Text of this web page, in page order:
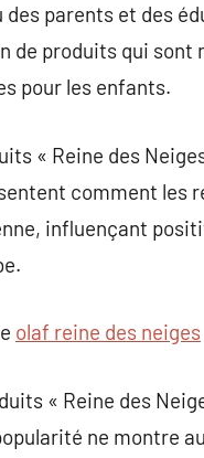
des parents et des
de produits qui
pour les enfants.
« Reine des
comment les
influençant
olaf reine des neiges
« Reine des
ne montre